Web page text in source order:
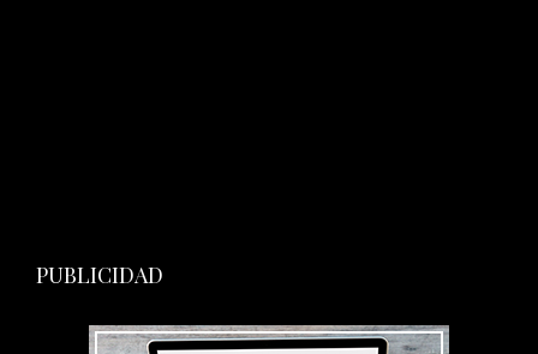
PUBLICIDAD